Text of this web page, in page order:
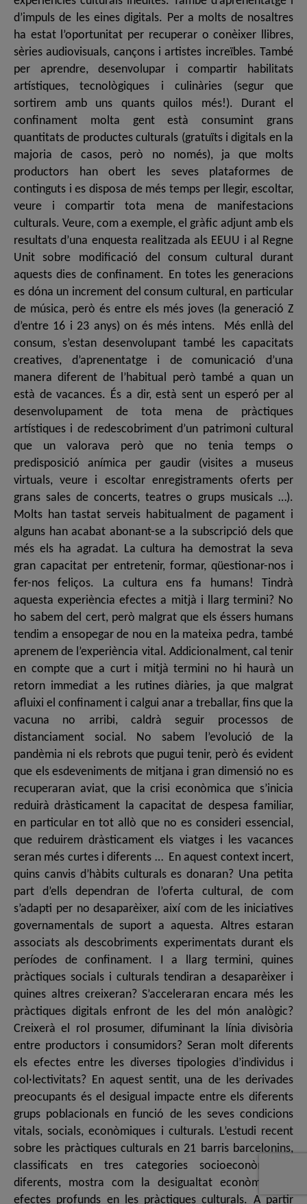
d’impuls de les eines digitals. Per a molts de nosaltres
ha estat l’oportunitat per recuperar o conèixer llibres,
sèries audiovisuals, cançons i artistes increïbles. També
per aprendre, desenvolupar i compartir habilitats
artístiques, tecnològiques i culinàries (segur que
sortirem amb uns quants quilos més!). Durant el
confinament molta gent està consumint grans
quantitats de productes culturals (gratuïts i digitals en la
majoria de casos, però no només), ja que molts
productors han obert les seves plataformes de
continguts i es disposa de més temps per llegir, escoltar,
veure i compartir tota mena de manifestacions
culturals. Veure, com a exemple, el gràfic adjunt amb els
resultats d’una enquesta realitzada als EEUU i al Regne
Unit sobre modificació del consum cultural durant
aquests dies de confinament. En totes les generacions
es dóna un increment del consum cultural, en particular
de música, però és entre els més joves (la generació Z
d’entre 16 i 23 anys) on és més intens. Més enllà del
consum, s’estan desenvolupant també les capacitats
creatives, d’aprenentatge i de comunicació d’una
manera diferent de l’habitual però també a quan un
està de vacances. És a dir, està sent un esperó per al
desenvolupament de tota mena de pràctiques
artístiques i de redescobriment d’un patrimoni cultural
que un valorava però que no tenia temps o
predisposició anímica per gaudir (visites a museus
virtuals, veure i escoltar enregistraments oferts per
grans sales de concerts, teatres o grups musicals …).
Molts han tastat serveis habitualment de pagament i
alguns han acabat abonant-se a la subscripció dels que
més els ha agradat. La cultura ha demostrat la seva
gran capacitat per entretenir, formar, qüestionar-nos i
fer-nos feliços. La cultura ens fa humans! Tindrà
aquesta experiència efectes a mitjà i llarg termini? No
ho sabem del cert, però malgrat que els éssers humans
tendim a ensopegar de nou en la mateixa pedra, també
aprenem de l’experiència vital. Addicionalment, cal tenir
en compte que a curt i mitjà termini no hi haurà un
retorn immediat a les rutines diàries, ja que malgrat
afluixi el confinament i calgui anar a treballar, fins que la
vacuna no arribi, caldrà seguir processos de
distanciament social. No sabem l’evolució de la
pandèmia ni els rebrots que pugui tenir, però és evident
que els esdeveniments de mitjana i gran dimensió no es
recuperaran aviat, que la crisi econòmica que s’inicia
reduirà dràsticament la capacitat de despesa familiar,
en particular en tot allò que no es consideri essencial,
que reduirem dràsticament els viatges i les vacances
seran més curtes i diferents … En aquest context incert,
quins canvis d’hàbits culturals es donaran? Una petita
part d’ells dependran de l’oferta cultural, de com
s’adapti per no desaparèixer, així com de les iniciatives
governamentals de suport a aquesta. Altres estaran
associats als descobriments experimentats durant els
períodes de confinament. I a llarg termini, quines
pràctiques socials i culturals tendiran a desaparèixer i
quines altres creixeran? S’acceleraran encara més les
pràctiques digitals enfront de les del món analògic?
Creixerà el rol prosumer, difuminant la línia divisòria
entre productors i consumidors? Seran molt diferents
els efectes entre les diverses tipologies d’individus i
col·lectivitats? En aquest sentit, una de les derivades
preocupants és el desigual impacte entre els diferents
grups poblacionals en funció de les seves condicions
vitals, socials, econòmiques i culturals. L’estudi recent
sobre les pràctiques culturals en 21 barris barcelonins,
classificats en tres categories socioeconòmiques
diferents, mostra com la desigualtat econòmica té
efectes profunds en les pràctiques culturals. A partir